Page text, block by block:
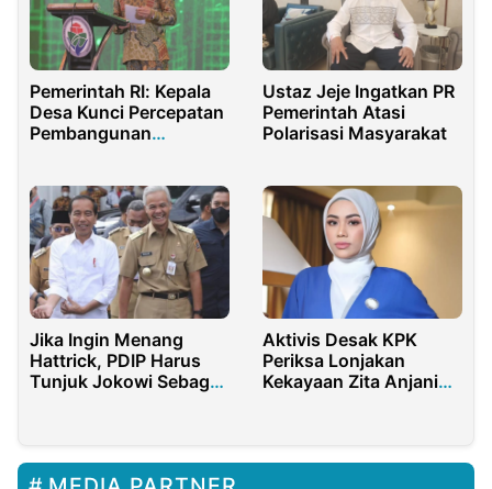
Pemerintah RI: Kepala
Desa Kunci Percepatan
Pembangunan
Ustaz Jeje Ingatkan PR
Pemerintah Atasi
Polarisasi Masyarakat
Jika Ingin Menang
Hattrick, PDIP Harus
Tunjuk Jokowi Sebagai
Aktivis Desak KPK
Periksa Lonjakan
Kekayaan Zita Anjani